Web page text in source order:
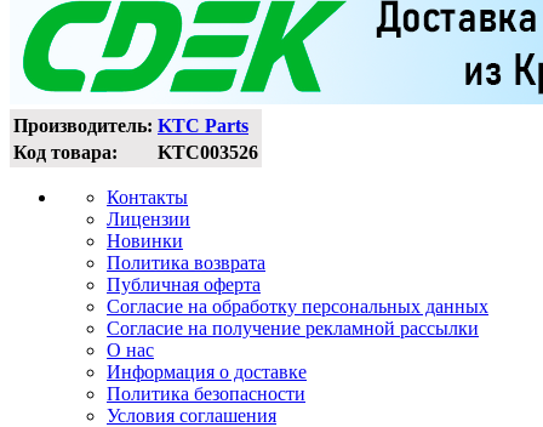
Производитель: KTC Parts
Код товара:
KTC003526
Контакты
Лицензии
Новинки
Политика возврата
Публичная оферта
Согласие на обработку персональных данных
Согласие на получение рекламной рассылки
О нас
Информация о доставке
Политика безопасности
Условия соглашения